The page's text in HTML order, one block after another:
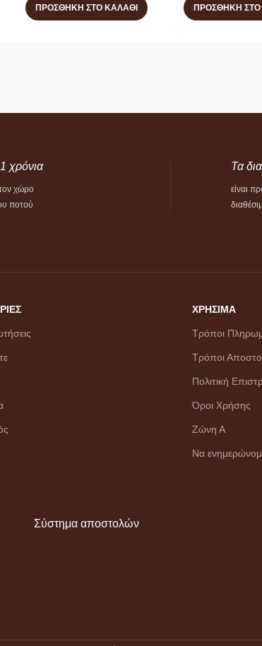
ΠΡΟΣΘΉΚΗ ΣΤΟ ΚΑΛΆΘΙ ΠΡΟΣΘΉΚΗ ΣΤΟ
χρόνια
χώρο
ποτού
Τα
είναι
ΧΡΗΣΙΜΑ
Τρόποι
Τρόποι
Πολιτική
Όροι Χρήσης
Ζώνη Α
Να
Σύστημα αποστολών